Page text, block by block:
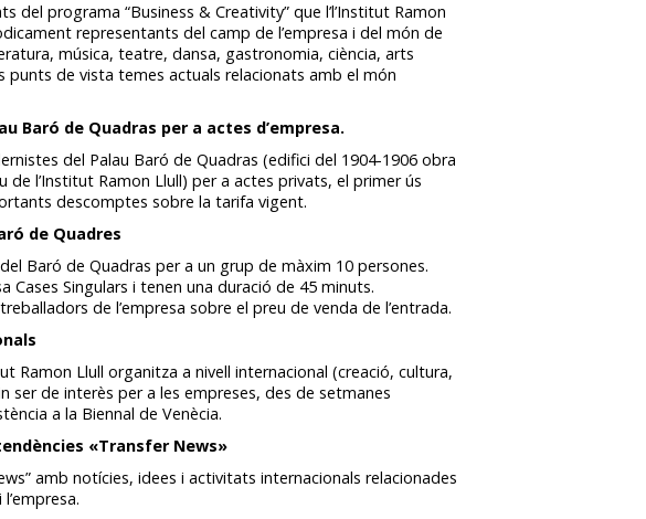
del programa “Business & Creativity” que l’l’Institut Ramon
representants del camp de l’empresa i del món de
música, teatre, dansa, gastronomia, ciència, arts
punts de vista temes actuals relacionats amb el món
Baró de Quadras per a actes d’empresa.
del Palau Baró de Quadras (edifici del 1904-1906 obra
de l’Institut Ramon Llull) per a actes privats, el primer ús
descomptes sobre la tarifa vigent.
de Quadres
Baró de Quadras per a un grup de màxim 10 persones.
Cases Singulars i tenen una duració de 45 minuts.
de l’empresa sobre el preu de venda de l’entrada.
Ramon Llull organitza a nivell internacional (creació, cultura,
ser de interès per a les empreses, des de setmanes
a la Biennal de Venècia.
«Transfer News»
amb notícies, idees i activitats internacionals relacionades